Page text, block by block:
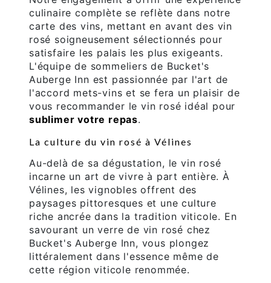
culinaire complète se reflète dans notre
carte des vins, mettant en avant des vin
rosé soigneusement sélectionnés pour
satisfaire les palais les plus exigeants.
L'équipe de sommeliers de Bucket's
Auberge Inn est passionnée par l'art de
l'accord mets-vins et se fera un plaisir de
vous recommander le vin rosé idéal pour
sublimer votre repas.
La culture du vin rosé à Vélines
Au-delà de sa dégustation, le vin rosé
incarne un art de vivre à part entière. À
Vélines, les vignobles offrent des
paysages pittoresques et une culture
riche ancrée dans la tradition viticole. En
savourant un verre de vin rosé chez
Bucket's Auberge Inn, vous plongez
littéralement dans l'essence même de
cette région viticole renommée.